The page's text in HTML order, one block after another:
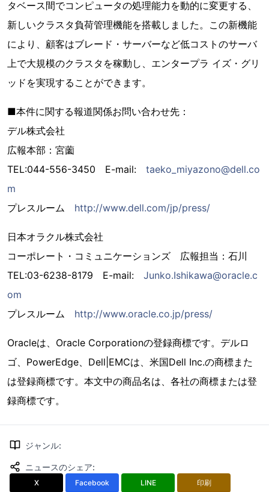
タベース間でコンピュータの処理能力を動的に変更する、
新しいクラスタ負荷管理機能を搭載しました。この新機能
により、顧客はブレード・サーバーなど低コストのサーバ
上で大規模のクラスタを稼動し、エンタープラ イズ・グリ
ッドを実現することができます。
■本件に関する報道関係お問い合わせ先：
デル株式会社
広報本部：宮薗
TEL:044-556-3450 E-mail: taeko_miyazono@dell.co
m
プレスルーム http://www.dell.com/jp/press/
日本オラクル株式会社
コーポレート・コミュニケーションズ 広報担当：石川
TEL:03-6238-8179 E-mail: Junko.Ishikawa@oracle.c
om
プレスルーム http://www.oracle.co.jp/press/
Oracleは、Oracle Corporationの登録商標です。デルロ
ゴ、PowerEdge、Dell|EMCは、米国Dell Inc.の商標また
は登録商標です。本文中の商品名は、各社の商標または登
録商標です。
ジャンル:
ニュースのシェア:
X Facebook LINE 印刷